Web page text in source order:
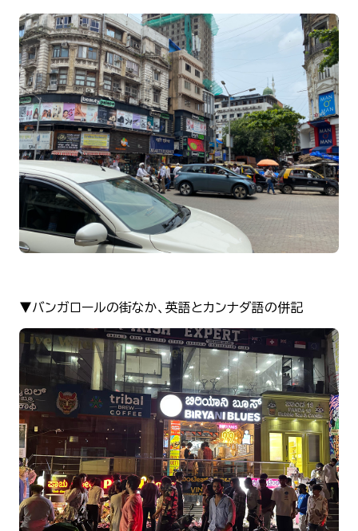
▼バンガロールの街なか、英語とカンナダ語の併記